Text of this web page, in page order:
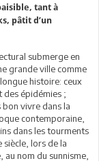
tant à
pâtit d’un
submerge en
grande ville comme
histoire: ceux
des épidémies ;
vivre dans la
contemporaine,
dans les tourments
siècle, lors de la
nom du sunnisme,